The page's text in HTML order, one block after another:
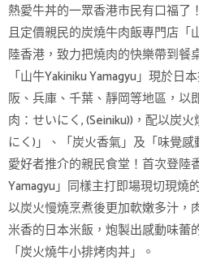
熱愛牛丼的一眾香港市民有口福了
且定價親民的炭燒牛肉飯專門店「
陸香港，致力把燒肉的快樂帶到餐
「山牛Yakiniku Yamagyu」現於
阪、兵庫、千葉、靜岡等地區，以
肉：せいにく, (Seiniku))，配以炭
にく)」、「炭火香氣」及「味覺
愛好者推介的親民食堂！首次登陸
Yamagyu」同樣主打即場現切現燒
以炭火慢燒烹煮後更加軟嫩多汁，
米香的日本米飯，炮製出感動味蕾
「炭火燒牛小排烤肉丼」。